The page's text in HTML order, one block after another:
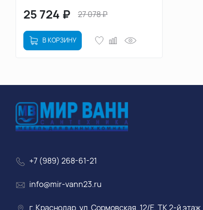
25 724 ₽ 27 078₽
В КОРЗИНУ
+7 (989) 268-61-21
info@mir-vann23.ru
г. Краснодар, ул. Сормовская, 12/Е, ТК 2-й этаж